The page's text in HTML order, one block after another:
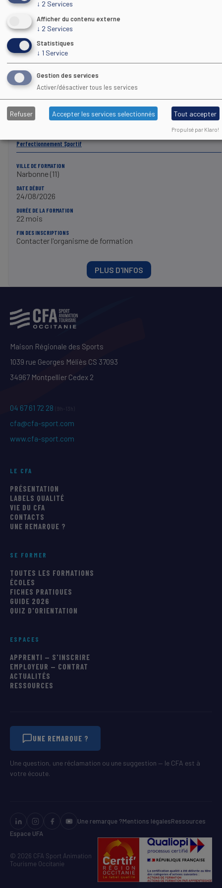
DATE DÉBUT
14/09/2026
DURÉE DE LA FORMATION
10 mois
FIN DES INSCRIPTIONS
Contacter l'organisme de formation
PLUS D'INFOS
Perfectionnement Sportif
VILLE DE FORMATION
Narbonne (11)
DATE DÉBUT
24/08/2026
DURÉE DE LA FORMATION
22 mois
FIN DES INSCRIPTIONS
Contacter l'organisme de formation
PLUS D'INFOS
Maison Régionale des Sports
1039 rue Georges Méliès CS 37093
34967 Montpellier Cedex 2
04 67 61 72 28 (9h–13h)
cfa@cfa-sport.com
www.cfa-sport.com
LE CFA
PRÉSENTATION
LABELS QUALITÉ
VIE DU CFA
CONTACTS
UNE REMARQUE ?
SE FORMER
TOUTES LES FORMATIONS
ÉCOLES
FICHES PRATIQUES
GUIDE 2026
QUIZ D'ORIENTATION
ESPACES
APPRENTI — S'INSCRIRE
EMPLOYEUR — CONTRAT
ACTUALITÉS
RESSOURCES
UNE REMARQUE ?
Une question, une réclamation ou une suggestion — le CFA est à
votre écoute.
Une remarque ?Mentions légalesRessources
Espace UFA
© 2026 CFA Sport Animation
Tourisme Occitanie
↓ 2 Services
Afficher du contenu externe
↓ 2 Services
Statistiques
↓ 1 Service
Gestion des services
Activer/désactiver tous les services
Refuser Accepter les services selectionnés Tout accepter
Propulsé par Klaro!